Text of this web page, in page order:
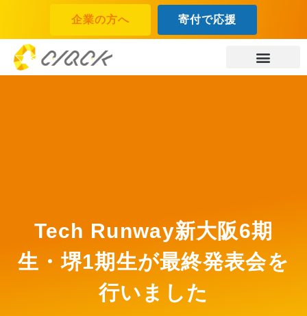
企業の方へ 寄付で応援
Tech Runway新大阪6期
生・堺1期生が最終発表会を
行いました